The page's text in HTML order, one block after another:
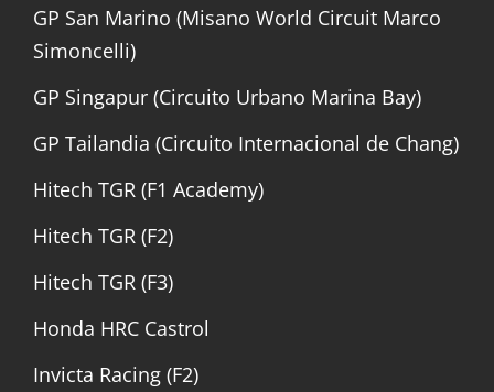
GP San Marino (Misano World Circuit Marco
Simoncelli)
GP Singapur (Circuito Urbano Marina Bay)
GP Tailandia (Circuito Internacional de Chang)
Hitech TGR (F1 Academy)
Hitech TGR (F2)
Hitech TGR (F3)
Honda HRC Castrol
Invicta Racing (F2)